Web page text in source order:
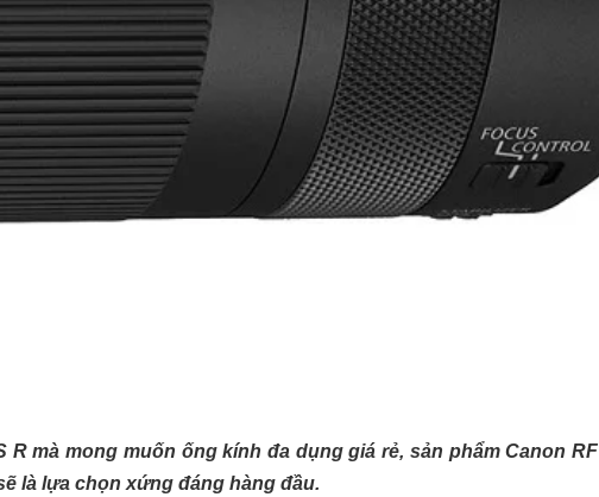
mà mong muốn ống kính đa dụng giá rẻ, sản phẩm Canon RF
là lựa chọn xứng đáng hàng đầu.